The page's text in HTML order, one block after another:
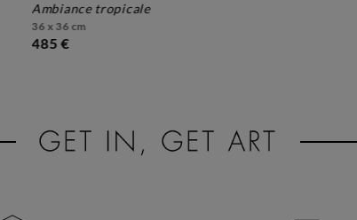
ambiance tropicale
36 x 36 cm
485 €